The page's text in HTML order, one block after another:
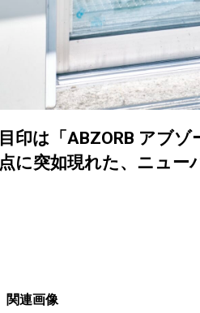
目印は「ABZORB アブ
点に突如現れた、ニュー
関連画像